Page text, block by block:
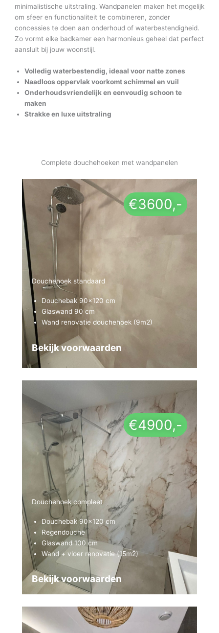
minimalistische uitstraling. Wandpanelen maken het mogelijk
om sfeer en functionaliteit te combineren, zonder
concessies te doen aan onderhoud of waterbestendigheid.
Zo vormt elke badkamer een harmonieus geheel dat perfect
aansluit bij jouw woonstijl.
Volledig waterbestendig, ideaal voor natte zones
Naadloos oppervlak voorkomt schimmel en vuil
Onderhoudsvriendelijk en eenvoudig schoon te
maken
Strakke en luxe uitstraling
Complete douchehoeken met wandpanelen
Douchehoek standaard
€3600,-
Douchebak 90×120 cm
Glaswand 90 cm
Wand renovatie douchehoek (9m2)
Bekijk voorwaarden
Bekijk voorwaarden
Douchehoek compleet
€4900,-
Douchebak 90×120 cm
Regendouche
Glaswand 100 cm
Wand + vloer renovatie (15m2)
Bekijk voorwaarden